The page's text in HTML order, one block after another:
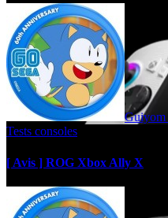
Guiyom
Tests consoles
[ Avis ] ROG Xbox Ally X